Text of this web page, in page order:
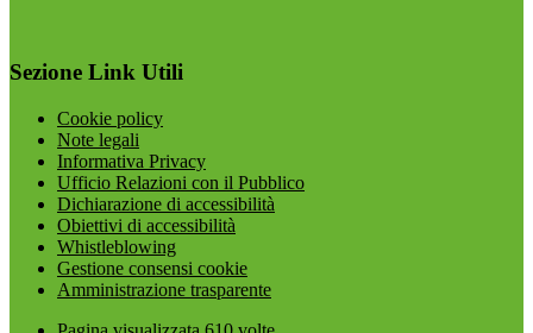
Sezione Link Utili
Cookie policy
Note legali
Informativa Privacy
Ufficio Relazioni con il Pubblico
Dichiarazione di accessibilità
Obiettivi di accessibilità
Whistleblowing
Gestione consensi cookie
Amministrazione trasparente